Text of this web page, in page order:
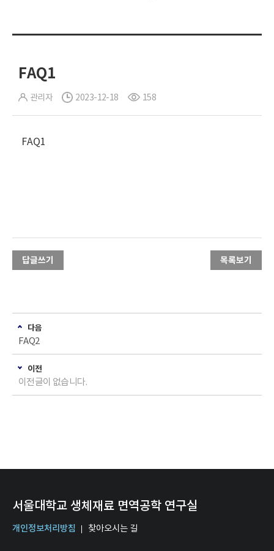
FAQ1
관리자 2023-12-18 158
FAQ1
답글쓰기 목록보기
다음
FAQ2
이전
이전글이 없습니다.
서울대학교 생체재료 면역공학 연구실
개인정보처리방침 찾아오시는 길